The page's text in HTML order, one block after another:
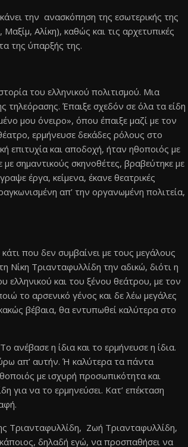
την ανασκόπηση της εσωτερικής της
Αλίκη), καθώς και τις αρχετυπικές
της ύπαρξής της.
του ελληνικού πολιτισμού. Μια
Έπαιξε σχεδόν σε όλα τα είδη
μου όνειρο», όπου έπαιξε μαζί με τον
ερμήνευσε δεκάδες ρόλους στο
επιτυχία και αποδοχή, ήταν ηθοποιός με
σημαντικούς σκηνοθέτες, βραβεύτηκε με
έργα, κείμενα, έκανε θεατρικές
απ’ την οργανωμένη πολιτεία,
που δεν συμβαίνει με τους μεγάλους
Νίκη Τριανταφυλλίδη την αδικώ, διότι η
ελληνικού και του ξένου θεάτρου, με τον
το αρσενικό γένος και δε λέω μεγάλες
βέβαια, θα εντυπωθεί καλύτερα στο
ανέβασε η ίδια και το ερμήνευσε η ίδια.
απ’ αυτήν. Ή καλύτερα τα πάντα
με ισχυρή προσωπικότητα και
για να το ερμηνεύσει. Κατ’ επέκταση
Τριανταφυλλίδη, Ζωή Τριανταφυλλίδη,
δηλαδή εγώ, να προσπαθήσει να